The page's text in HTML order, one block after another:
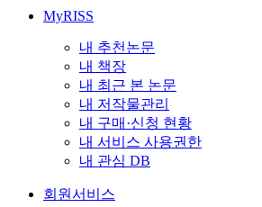
MyRISS
내 추천논문
내 책장
내 최근 본 논문
내 저작물관리
내 구매·신청 현황
내 서비스 사용권한
내 관심 DB
회원서비스